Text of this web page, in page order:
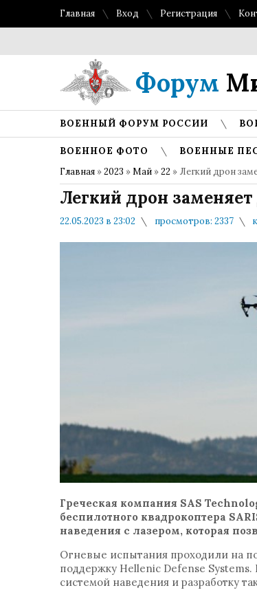
Главная Вход Регистрация
Форум
ВОЕННЫЙ ФОРУМ РОССИИ
ВОЕННОЕ ФОТО ВОЕННЫЕ
Главная »2023 »Май »22 » Легкий дрон
Легкий дрон
22.05.2023 в 23:02 просмотров: 2337
Греческая компания SAS
беспилотного квадрокоптера
наведения с лазером, которая
Огневые испытания проходили на
поддержку Hellenic Defense
системой наведения и разработку